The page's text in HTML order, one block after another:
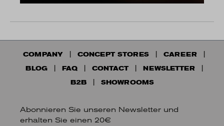
COMPANY CONCEPT STORES
CAREER
BLOG
FAQ CONTACT
NEWSLETTER
B2B
SHOWROOMS
Abonnieren Sie unseren Newsletter und
erhalten Sie einen 20€